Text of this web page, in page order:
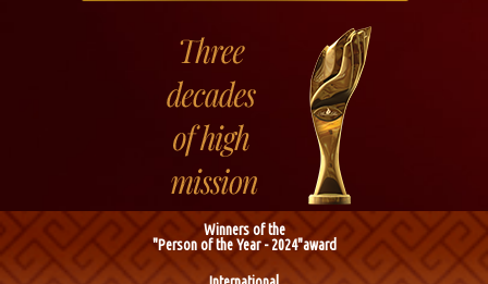
Winners of the
"Person of the Year - 2024"award